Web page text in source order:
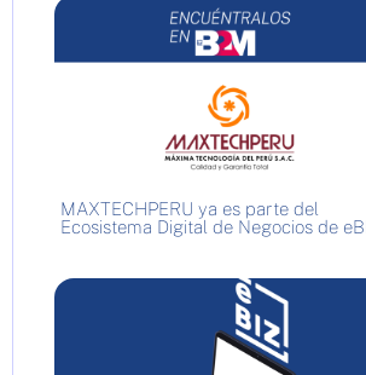
MAXTECHPERU ya es parte del
Ecosistema Digital de Negocios de